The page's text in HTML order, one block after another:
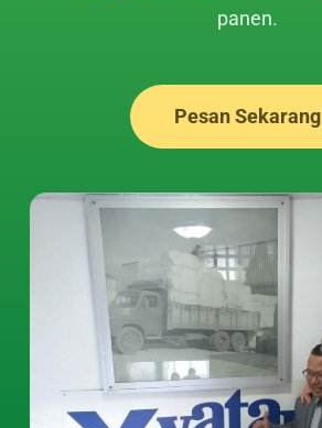
panen.
Pesan Sekarang